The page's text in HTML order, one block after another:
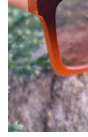
Jalatsid
Kotid
Aksessuaarid
Kodu